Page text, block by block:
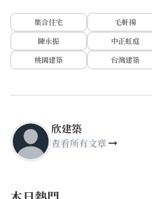
集合住宅
毛軒揚
陳永振
中正虹庭
桃園建築
台灣建築
欣建築
查看所有文章